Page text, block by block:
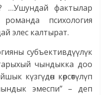
…Ушундай фактылар
психология
элес калтырат.
субъективдүүлүк
чындыкка доо
күзгүдөн көрсөтүлүп
эмеспи” – деп